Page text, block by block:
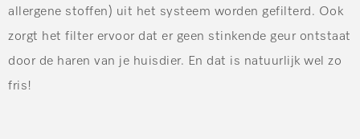
allergene stoffen) uit het systeem worden gefilterd. Ook
zorgt het filter ervoor dat er geen stinkende geur ontstaat
door de haren van je huisdier. En dat is natuurlijk wel zo
fris!